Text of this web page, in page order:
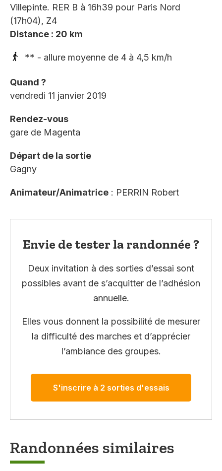
Villepinte. RER B à 16h39 pour Paris Nord
(17h04), Z4
Distance : 20 km
** - allure moyenne de 4 à 4,5 km/h
Quand ?
vendredi 11 janvier 2019
Rendez-vous
gare de Magenta
Départ de la sortie
Gagny
Animateur/Animatrice : PERRIN Robert
Envie de tester la randonnée ?
Deux invitation à des sorties d’essai sont
possibles avant de s’acquitter de l’adhésion
annuelle.
Elles vous donnent la possibilité de mesurer
la difficulté des marches et d’apprécier
l’ambiance des groupes.
S'inscrire à 2 sorties d'essais
Randonnées similaires